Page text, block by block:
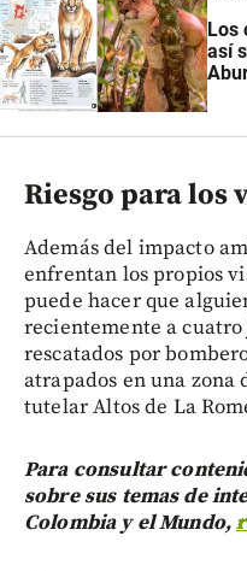
Los
así
Riesgo para los
Además del impacto
enfrentan los propios
puede hacer que
recientemente a
rescatados por
atrapados en una zona
tutelar Altos de La
Para consultar
sobre sus temas de
Colombia y el Mundo,